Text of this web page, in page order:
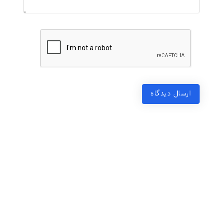
ارسال دیدگاه